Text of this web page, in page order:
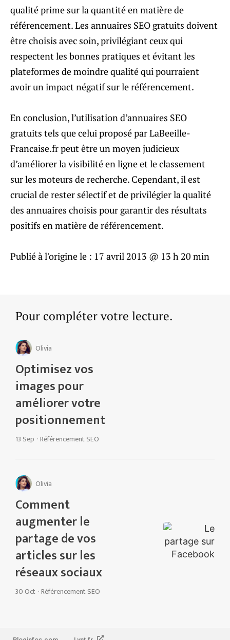
qualité prime sur la quantité en matière de
référencement. Les annuaires SEO gratuits doivent
être choisis avec soin, privilégiant ceux qui
respectent les bonnes pratiques et évitant les
plateformes de moindre qualité qui pourraient
avoir un impact négatif sur le référencement.
En conclusion, l’utilisation d’annuaires SEO
gratuits tels que celui proposé par LaBeeille-
Francaise.fr peut être un moyen judicieux
d’améliorer la visibilité en ligne et le classement
sur les moteurs de recherche. Cependant, il est
crucial de rester sélectif et de privilégier la qualité
des annuaires choisis pour garantir des résultats
positifs en matière de référencement.
Publié à l'origine le : 17 avril 2013 @ 13 h 20 min
Pour compléter votre lecture.
Olivia
Optimisez vos
images pour
améliorer votre
positionnement
13 Sep ·Référencement SEO
Olivia
Comment
augmenter le
partage de vos
articles sur les
réseaux sociaux
30 Oct ·Référencement SEO